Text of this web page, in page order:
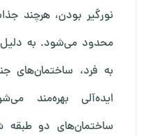
نورگیر بودن، هرچند
محدود می‌شود. به
به فرد، ساختمان‌های
ایده‌آلی بهره‌مند
ساختمان‌های دو طبقه